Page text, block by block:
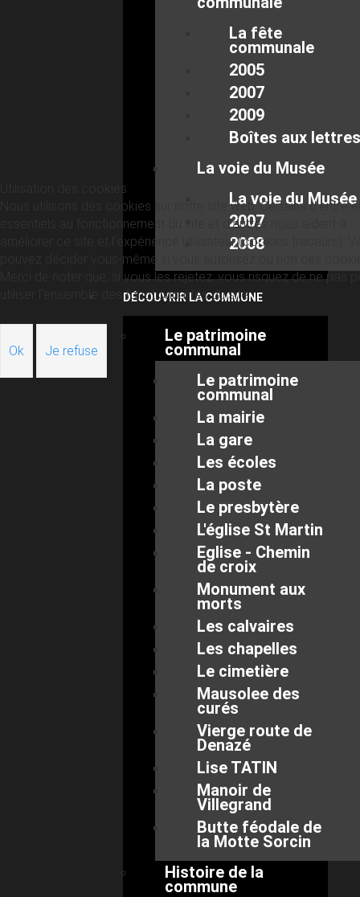
La fête
communale
2005
2007
2009
Boîtes aux lettres
La voie du Musée
La voie du Musée
2007
2008
DÉCOUVRIR LA COMMUNE
Le patrimoine
communal
Le patrimoine
communal
La mairie
La gare
Les écoles
La poste
Le presbytère
L'église St Martin
Eglise - Chemin
de croix
Monument aux
morts
Les calvaires
Les chapelles
Le cimetière
Mausolee des
curés
Vierge route de
Denazé
Lise TATIN
Manoir de
Villegrand
Butte féodale de
la Motte Sorcin
Histoire de la
commune
Utilisation des cookies
Nous utilisons des cookies sur notre site web. Certains d’entre
essentiels au fonctionnement du site et d’autres nous aident à
améliorer ce site et l’expérience utilisateur (cookies traceurs).
pouvez décider vous-même si vous autorisez ou non ces
Merci de noter que, si vous les rejetez, vous risquez de ne pas
utiliser l’ensemble des fonctionnalités du site.
Ok Je refuse